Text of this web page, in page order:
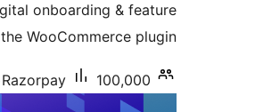
onboarding & feature
WooCommerce plugin.
Razorpay 100,000+ نصب فعال